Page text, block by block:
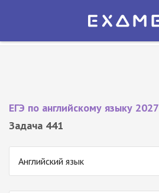
Экзамер — ЕГЭ 2027
ЕГЭ по английскому языку 2027
Задача 441
Английский язык